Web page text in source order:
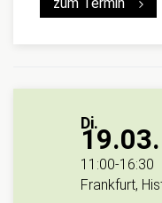
zum Termin
Di.
19.03.
11:00-16:30
Frankfurt,